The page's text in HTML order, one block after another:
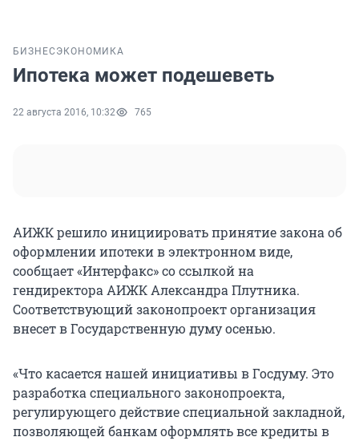
БИЗНЕС ЭКОНОМИКА
Ипотека может подешеветь
22 августа 2016, 10:32 765
АИЖК решило инициировать принятие закона об
оформлении ипотеки в электронном виде,
сообщает «Интерфакс» со ссылкой на
гендиректора АИЖК Александра Плутника.
Соответствующий законопроект организация
внесет в Государственную думу осенью.
«Что касается нашей инициативы в Госдуму. Это
разработка специального законопроекта,
регулирующего действие специальной закладной,
позволяющей банкам оформлять все кредиты в